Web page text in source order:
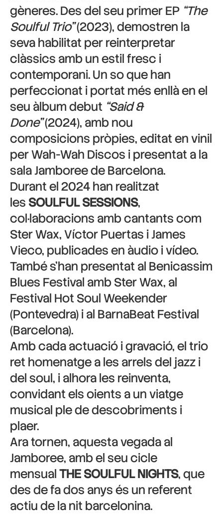
gèneres. Des del seu primer EP “The
Soulful Trio”(2023), demostren la
seva habilitat per reinterpretar
clàssics amb un estil fresc i
contemporani. Un so que han
perfeccionat i portat més enllà en el
seu àlbum debut “Said &
Done”(2024), amb nou
composicions pròpies, editat en vinil
per Wah-Wah Discos i presentat a la
sala Jamboree de Barcelona.
Durant el 2024 han realitzat
les SOULFUL SESSIONS,
col·laboracions amb cantants com
Ster Wax, Víctor Puertas i James
Vieco, publicades en àudio i vídeo.
També s’han presentat al Benicassim
Blues Festival amb Ster Wax, al
Festival Hot Soul Weekender
(Pontevedra) i al BarnaBeat Festival
(Barcelona).
Amb cada actuació i gravació, el trio
ret homenatge a les arrels del jazz i
del soul, i alhora les reinventa,
convidant els oients a un viatge
musical ple de descobriments i
plaer.
Ara tornen, aquesta vegada al
Jamboree, amb el seu cicle
mensualTHE SOULFUL NIGHTS, que
des de fa dos anys és un referent
actiu de la nit barcelonina.